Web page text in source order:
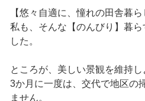
【悠々自適に、憧れの田舎暮ら
私も、そんな【のんびり】暮
した。
ところが、美しい景観を維持し
3か月に一度は、交代で地区の
ません。